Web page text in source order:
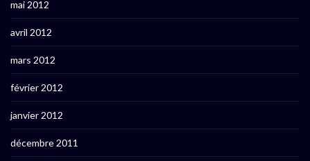
mai 2012
avril 2012
mars 2012
février 2012
janvier 2012
décembre 2011